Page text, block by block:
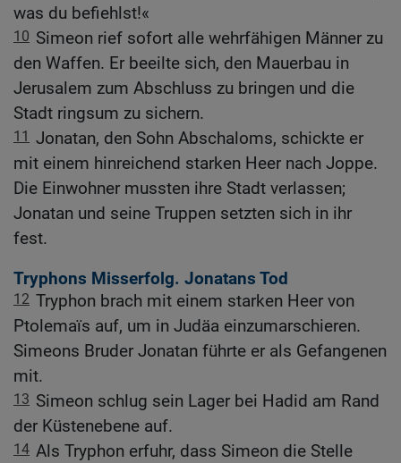
was du befiehlst!«
10 Simeon rief sofort alle wehrfähigen Männer zu
den Waffen. Er beeilte sich, den Mauerbau in
Jerusalem zum Abschluss zu bringen und die
Stadt ringsum zu sichern.
11 Jonatan, den Sohn Abschaloms, schickte er
mit einem hinreichend starken Heer nach Joppe.
Die Einwohner mussten ihre Stadt verlassen;
Jonatan und seine Truppen setzten sich in ihr
fest.
Tryphons Misserfolg. Jonatans Tod
12 Tryphon brach mit einem starken Heer von
Ptolemaïs auf, um in Judäa einzumarschieren.
Simeons Bruder Jonatan führte er als Gefangenen
mit.
13 Simeon schlug sein Lager bei Hadid am Rand
der Küstenebene auf.
14 Als Tryphon erfuhr, dass Simeon die Stelle